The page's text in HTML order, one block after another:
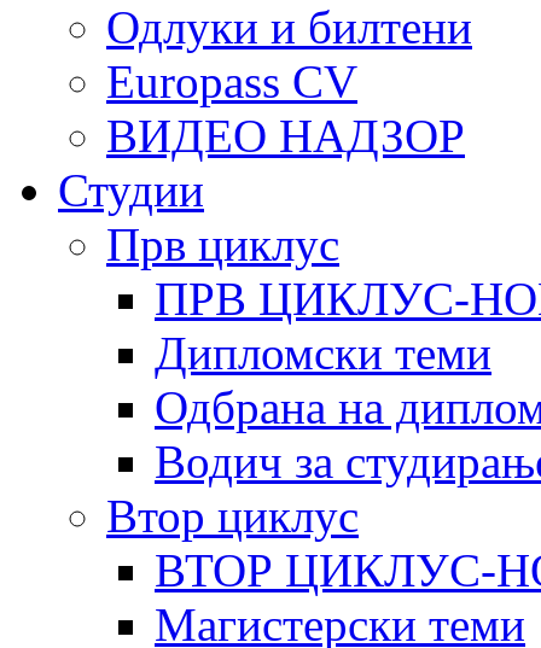
Одлуки и билтени
Europass CV
ВИДЕО НАДЗОР
Студии
Прв циклус
ПРВ ЦИКЛУС-
Дипломски теми
Одбрана на
Водич за
Втор циклус
ВТОР ЦИКЛУС-
Магистерски теми